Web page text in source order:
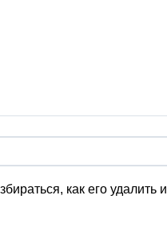
как его удалить и